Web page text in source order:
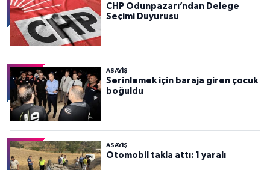
CHP Odunpazarı’ndan Delege
Seçimi Duyurusu
ASAYİŞ
Serinlemek için baraja giren çocuk
boğuldu
ASAYİŞ
Otomobil takla attı: 1 yaralı